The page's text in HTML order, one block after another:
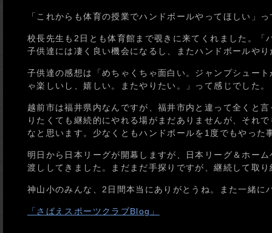
「これからも体育の授業でハンドボールやってほしい」
校長先生も2日とも体育館まで覗きに来てくれました。
子供達には凄く良い機会になるし、またハンドボールや
子供達の感想は「めちゃくちゃ面白い。ジャンプシュー
ゃ楽しいし、嬉しい。またやりたい。」って感じでした。
越前市は福井県内なんですが、福井市内と違って全くと
りたくても継続的にやれる場がまだありませんが、それ
なと思います。少なくともハンドボールを1度でもやっ
明日から日本リーグが開幕しますが、日本リーグ＆ホー
渡ししてきました。まだまだ手探りですが、継続して取
神山小のみんな、2日間本当にありがとうね。また一緒に
「さばえスポーツクラブBlog」